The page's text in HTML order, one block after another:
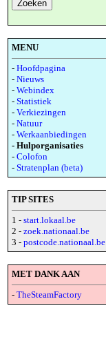
MENU
- Hoofdpagina
- Nieuws
- Webindex
- Statistiek
- Verkiezingen
- Natuur
- Werkaanbiedingen
- Hulporganisaties
- Colofon
- Stratenplan (beta)
TIP SITES
1 - start.lokaal.be
2 - zoek.nationaal.be
3 - postcode.nationaal.be
MET DANK AAN
- TheSteamFactory